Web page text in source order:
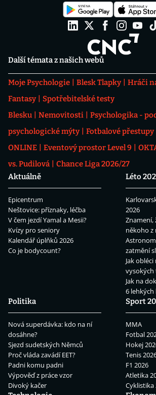
Další témata z našich webů
Moje Psychologie Blesk Tlapky Hráči
Fantasy
Spotřebitelské testy
Blesku
Nemovitosti
Psychologika -
psychologické mýty
Fotbalové přestupy
ONLINE
Eventový prostor Level 9
vs. Pudilová
Chance Liga 2026/27
Aktuálně
Epicentrum
Neštovice: příznaky, léčba
V čem jezdí Yamal a Mesii?
Kvízy pro seniory
Kalendář úplňků 2026
Co je bodycount?
Léto
2026
Znamení,
někoho
zatmění
Jak
vysokých
Jak na
6 lehkých
Politika
Nová superdávka: kdo na ní
dosáhne?
Sjezd sudetských Němců
Proč vláda zavádí EET?
Padni komu padni
Výpověď z práce vzor
Divoký kačer
Sport
MMA
Fotbal
Hokej
Tenis
F1 2026
Atletika
Cyklistika